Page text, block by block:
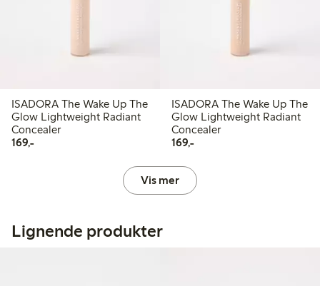
ISADORA The Wake Up The
Glow Lightweight Radiant
Concealer
169,-169,00 kr
ISADORA The Wake Up The
Glow Lightweight Radiant
Concealer
169,-169,00 kr
Vis mer
Lignende produkter